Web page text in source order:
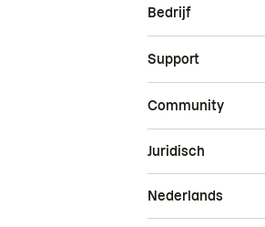
Bedrijf
Support
Community
Juridisch
Nederlands